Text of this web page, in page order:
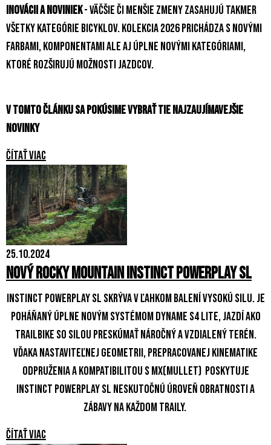
inovácii a noviniek- väčšie či menšie zmeny zasahujú takmer
všetky kategórie bicyklov. Kolekcia 2026 prichádza s novými
farbami, komponentami ale aj úplne novými kategóriami,
ktoré rozširujú možnosti jazdcov.
V tomto článku sa pokúsime vybrať tie najzaujímavejšie
novinky
Čítať viac
25.10.2024
Nový Rocky Mountain Instinct Powerplay SL
Instinct Powerplay SL skrýva v ľahkom balení vysokú silu. Je
poháňaný úplne novým systémom Dyname S4 Lite, jazdí ako
trailbike so silou preskúmať náročný a vzdialený terén.
Vďaka nastaviteľnej geometrii, prepracovanej kinematike
odpruženia a kompatibilitou s MX(mullet) poskytuje
Instinct Powerplay SL neskutočnú úroveň obratnosti a
zábavy na každom traily.
Čítať viac